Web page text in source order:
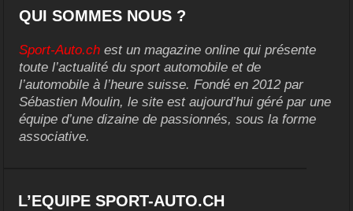
QUI SOMMES NOUS ?
Sport-Auto.ch est un magazine online qui présente
toute l’actualité du sport automobile et de
l’automobile à l’heure suisse. Fondé en 2012 par
Sébastien Moulin, le site est aujourd’hui géré par une
équipe d’une dizaine de passionnés, sous la forme
associative.
L’EQUIPE SPORT-AUTO.CH